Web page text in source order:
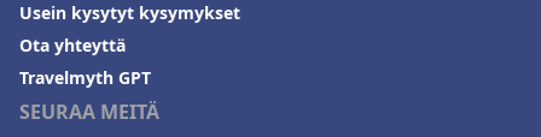
SEURAA MEITÄ
Usein kysytyt kysymykset
Ota yhteyttä
Travelmyth GPT